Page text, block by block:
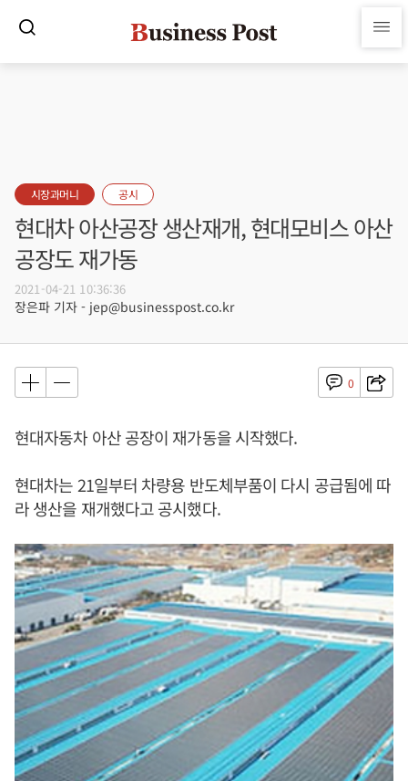
시장과머니 공시
현대차 아산공장 생산재개, 현대모비스 아산
공장도 재가동
2021-04-21 10:36:36
장은파 기자 - jep@businesspost.co.kr
0
현대자동차 아산 공장이 재가동을 시작했다.
현대차는 21일부터 차량용 반도체부품이 다시 공급됨에 따
라 생산을 재개했다고 공시했다.